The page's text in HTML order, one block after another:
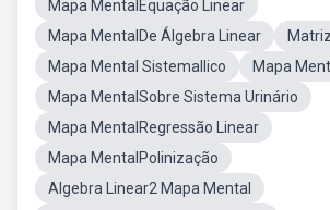
Mapa MentalEquação Linear
Mapa MentalDe Álgebra Linear
Mapa Mental SistemaIlico
Mapa
Mapa MentalSobre Sistema Urinário
Mapa MentalRegressão Linear
Mapa MentalPolinização
Algebra Linear2 Mapa Mental